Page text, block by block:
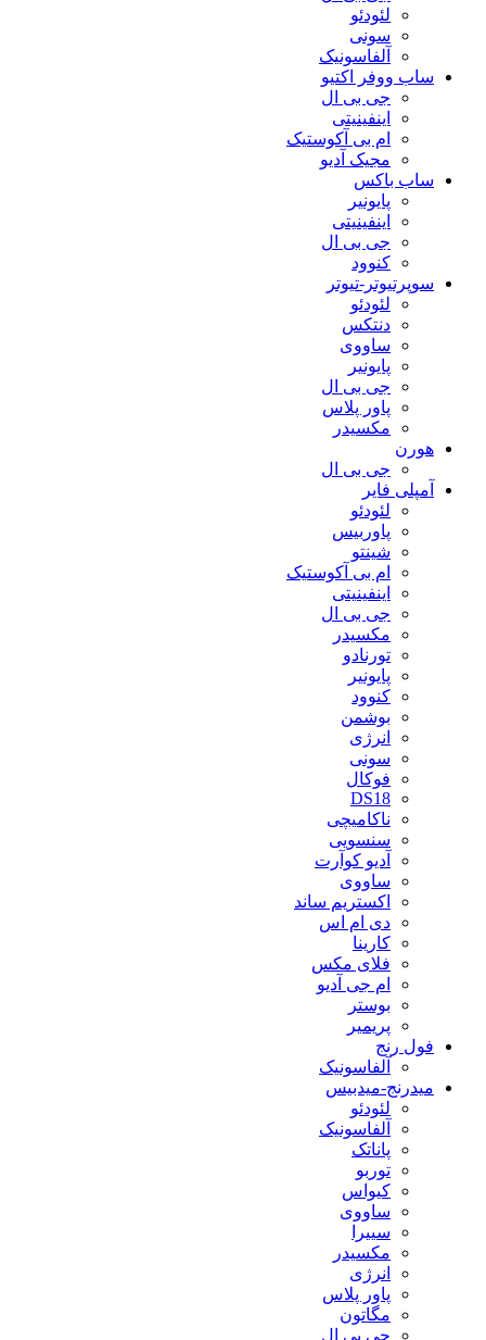
لئودئو
سونی
آلفاسونیک
ساب ووفر اکتیو
جی بی ال
اینفینیتی
ام بی آکوستیک
مجیک آدیو
ساب باکس
پایونیر
اینفینیتی
جی بی ال
کنوود
سوپرتیوتر-تیوتر
لئودئو
دنتکس
ساووی
پایونیر
جی بی ال
پاور پلاس
مکسیدر
هورن
جی بی ال
آمپلی فایر
لئودئو
پاوربیس
شینتو
ام بی آکوستیک
اینفینیتی
جی بی ال
مکسیدر
تورنادو
پایونیر
کنوود
بوشمن
انرژی
سونی
فوکال
DS18
ناکامیچی
سنسویی
آدیو کوآرت
ساووی
اکستریم ساند
دی ام اس
کارینا
فلای مکس
ام جی آدیو
بوستر
پریمیر
فول رنج
آلفاسونیک
میدرنج-میدبیس
لئودئو
آلفاسونیک
پاناتک
توربو
کیواس
ساووی
سییرا
مکسیدر
انرژی
پاور پلاس
مگاتون
جی بی ال